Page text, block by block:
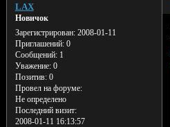
LAX
Новичок
Зарегистрирован: 2008-01-11
Приглашений:0
Сообщений:1
Уважение: 0
Позитив: 0
Провел на форуме:
Не определено
Последний визит:
2008-01-11 16:13:57